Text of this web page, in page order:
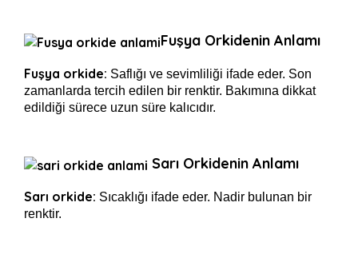
Fuşya Orkidenin Anlamı
Fuşya orkide: Saflığı ve sevimliliği ifade eder. Son
zamanlarda tercih edilen bir renktir. Bakımına dikkat
edildiği sürece uzun süre kalıcıdır.
Sarı Orkidenin Anlamı
Sarı orkide: Sıcaklığı ifade eder. Nadir bulunan bir
renktir.